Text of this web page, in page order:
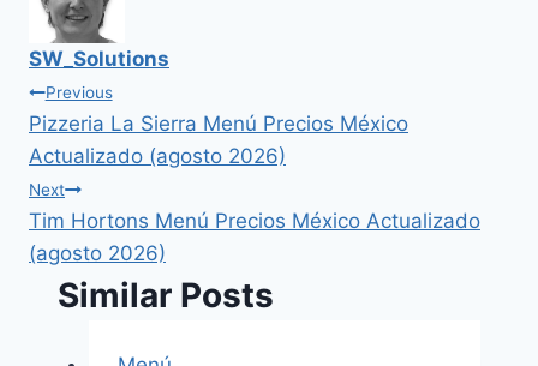
SW_Solutions
Navegación
de
entradas
Previous
Pizzeria La Sierra Menú Precios México
Actualizado (agosto 2026)
Next
Tim Hortons Menú Precios México Actualizado
(agosto 2026)
Similar Posts